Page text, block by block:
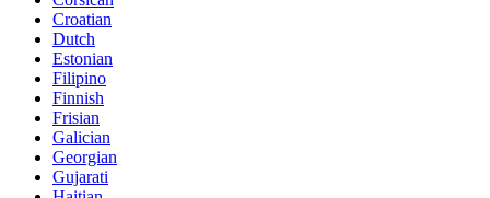
Croatian
Dutch
Estonian
Filipino
Finnish
Frisian
Galician
Georgian
Gujarati